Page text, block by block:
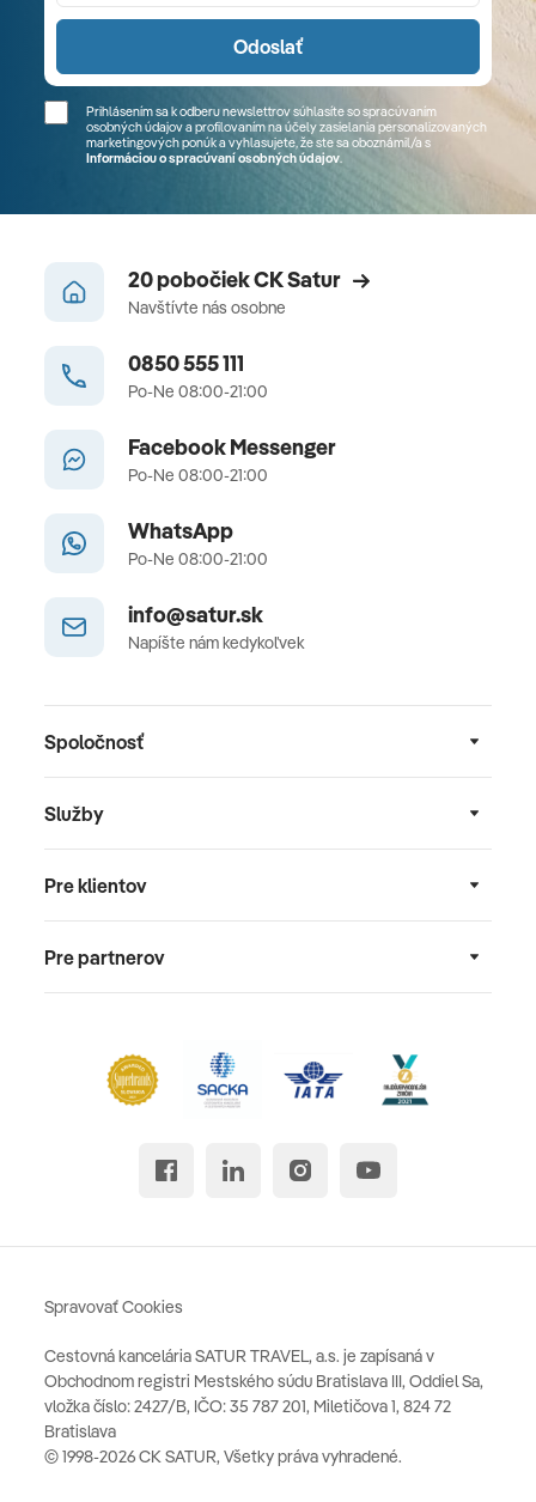
Odoslať
Prihlásením sa k odberu newslettrov súhlasíte so spracúvaním
osobných údajov a profilovaním na účely zasielania personalizovaných
marketingových ponúk a vyhlasujete, že ste sa oboznámil/a s
Informáciou o spracúvaní osobných údajov.
20 pobočiek CK Satur
Navštívte nás osobne
0850 555 111
Po-Ne 08:00-21:00
Facebook Messenger
Po-Ne 08:00-21:00
WhatsApp
Po-Ne 08:00-21:00
info@satur.sk
Napíšte nám kedykoľvek
Spoločnosť
Služby
Pre klientov
Pre partnerov
Cestovná kancelária SATUR TRAVEL, a.s. je zapísaná v
Obchodnom registri Mestského súdu Bratislava III, Oddiel Sa,
vložka číslo: 2427/B, IČO: 35 787 201, Miletičova 1, 824 72
Bratislava
© 1998-2026 CK SATUR, Všetky práva vyhradené.
Spravovať Cookies